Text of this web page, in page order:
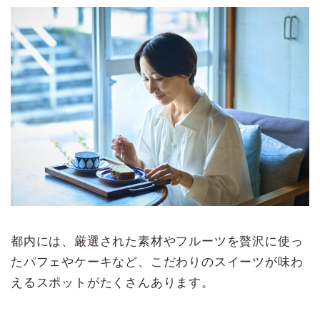
都内には、厳選された素材やフルーツを贅沢に使っ
たパフェやケーキなど、こだわりのスイーツが味わ
えるスポットがたくさんあります。